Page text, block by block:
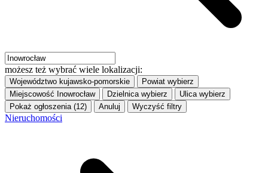
możesz też wybrać wiele lokalizacji:
Województwo kujawsko-pomorskie Powiat wybierz
Miejscowość Inowrocław Dzielnica wybierz Ulica wybierz
Pokaż ogłoszenia (12)
Anuluj Wyczyść filtry
Nieruchomości